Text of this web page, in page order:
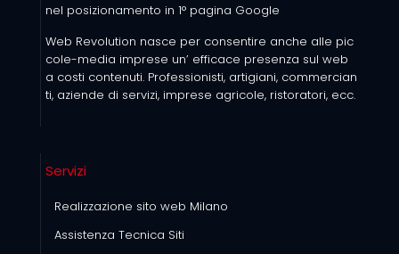
nel posizionamento in 1° pagina Google
Web Revolution nasce per consentire anche alle pic
cole-media imprese un’ efficace presenza sul web
a costi contenuti. Professionisti, artigiani, commercian
ti, aziende di servizi, imprese agricole, ristoratori, ecc.
Servizi
Realizzazione sito web Milano
Assistenza Tecnica Siti